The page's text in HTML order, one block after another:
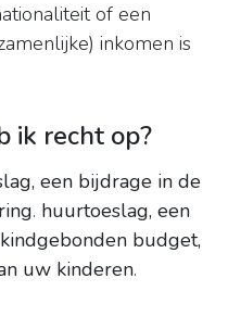
of een
inkomen is
ik recht op?
een bijdrage in de
. huurtoeslag, een
kindgebonden budget,
uw kinderen.